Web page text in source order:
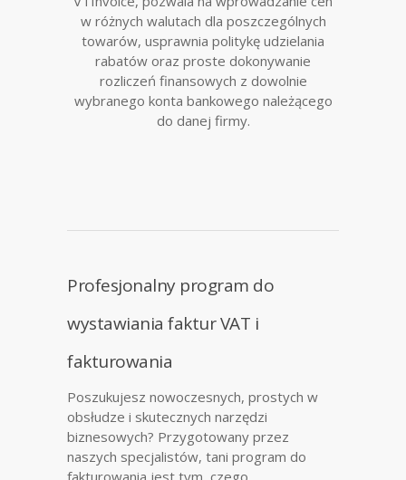
w różnych walutach dla poszczególnych
towarów, usprawnia politykę udzielania
rabatów oraz proste dokonywanie
rozliczeń finansowych z dowolnie
wybranego konta bankowego należącego
do danej firmy.
Profesjonalny program do
wystawiania faktur VAT i
fakturowania
Poszukujesz nowoczesnych, prostych w
obsłudze i skutecznych narzędzi
biznesowych? Przygotowany przez
naszych specjalistów, tani program do
fakturowania jest tym, czego